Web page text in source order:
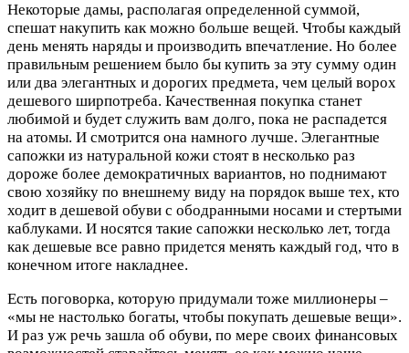
Некоторые дамы, располагая определенной суммой,
спешат накупить как можно больше вещей. Чтобы каждый
день менять наряды и производить впечатление. Но более
правильным решением было бы купить за эту сумму один
или два элегантных и дорогих предмета, чем целый ворох
дешевого ширпотреба. Качественная покупка станет
любимой и будет служить вам долго, пока не распадется
на атомы. И смотрится она намного лучше. Элегантные
сапожки из натуральной кожи стоят в несколько раз
дороже более демократичных вариантов, но поднимают
свою хозяйку по внешнему виду на порядок выше тех, кто
ходит в дешевой обуви с ободранными носами и стертыми
каблуками. И носятся такие сапожки несколько лет, тогда
как дешевые все равно придется менять каждый год, что в
конечном итоге накладнее.
Есть поговорка, которую придумали тоже миллионеры –
«мы не настолько богаты, чтобы покупать дешевые вещи».
И раз уж речь зашла об обуви, по мере своих финансовых